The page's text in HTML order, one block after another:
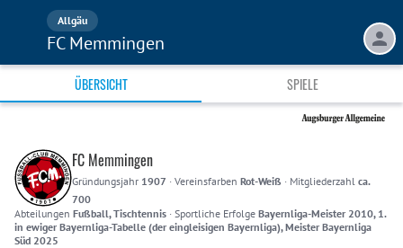
Allgäu
FC Memmingen
ÜBERSICHT SPIELE
FC Memmingen
Gründungsjahr 1907 · Vereinsfarben Rot-Weiß · Mitgliederzahl ca.
700
Abteilungen Fußball, Tischtennis · Sportliche Erfolge Bayernliga-Meister 2010, 1.
in ewiger Bayernliga-Tabelle (der eingleisigen Bayernliga), Meister Bayernliga
Süd 2025